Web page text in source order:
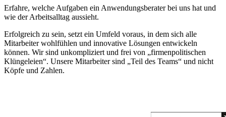
Erfahre, welche Aufgaben ein Anwendungsberater bei uns hat und
wie der Arbeitsalltag aussieht.
Erfolgreich zu sein, setzt ein Umfeld voraus, in dem sich alle
Mitarbeiter wohlfühlen und innovative Lösungen entwickeln
können. Wir sind unkompliziert und frei von „firmenpolitischen
Klüngeleien“. Unsere Mitarbeiter sind „Teil des Teams“ und nicht
Köpfe und Zahlen.